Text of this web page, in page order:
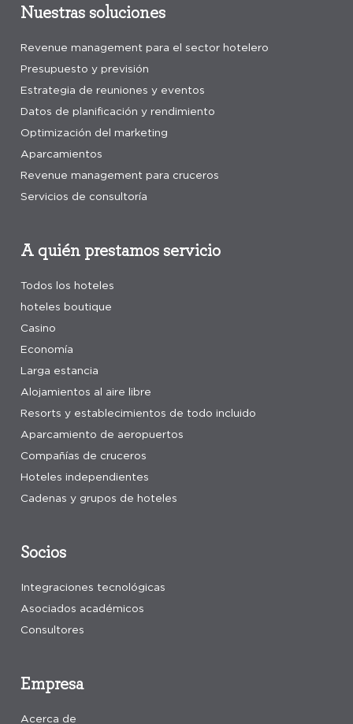
Nuestras soluciones
Revenue management para el sector hotelero
Presupuesto y previsión
Estrategia de reuniones y eventos
Datos de planificación y rendimiento
Optimización del marketing
Aparcamientos
Revenue management para cruceros
Servicios de consultoría
A quién prestamos servicio
Todos los hoteles
hoteles boutique
Casino
Economía
Larga estancia
Alojamientos al aire libre
Resorts y establecimientos de todo incluido
Aparcamiento de aeropuertos
Compañías de cruceros
Hoteles independientes
Cadenas y grupos de hoteles
Empresa
Acerca de
Socios
Integraciones tecnológicas
Asociados académicos
Consultores